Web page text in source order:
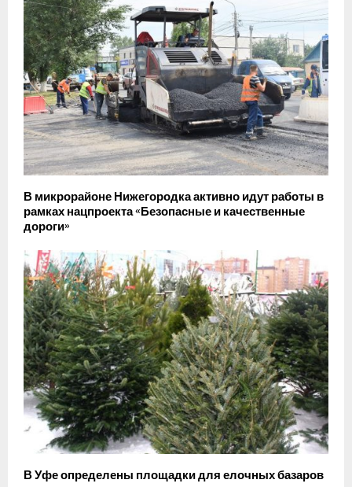
В микрорайоне Нижегородка активно идут работы в
рамках нацпроекта «Безопасные и качественные
дороги»
В Уфе определены площадки для елочных базаров